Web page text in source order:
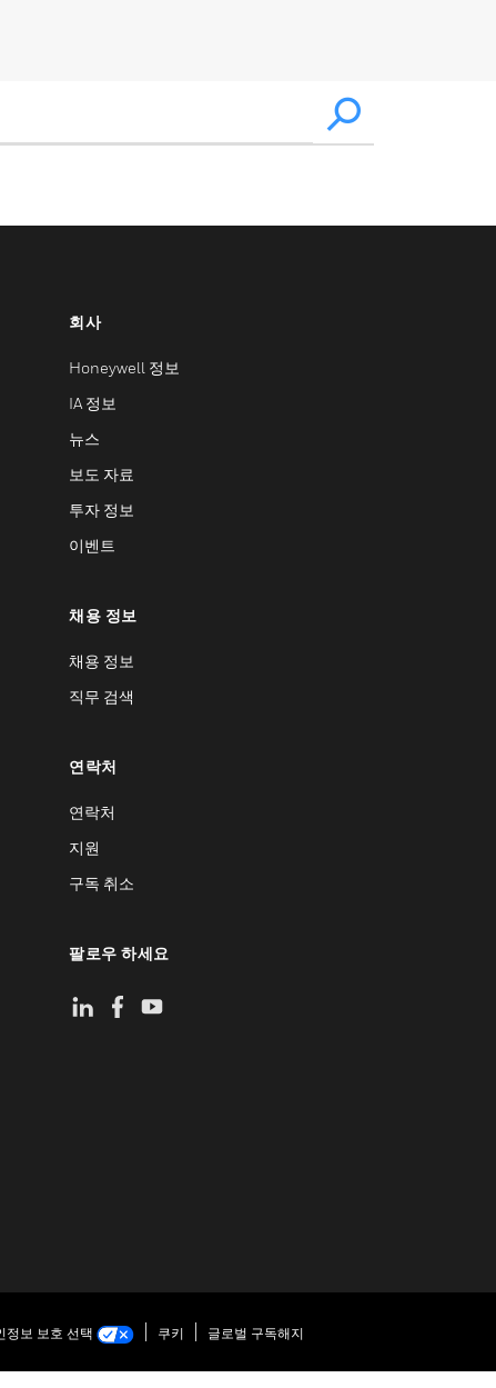
회사
Honeywell 정보
IA 정보
뉴스
보도 자료
투자 정보
이벤트
채용 정보
채용 정보
직무 검색
연락처
연락처
지원
구독 취소
팔로우 하세요
정보 보호 선택 쿠키 글로벌 구독해지